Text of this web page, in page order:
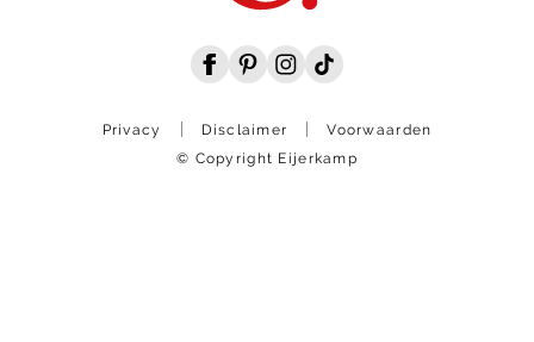
Privacy Disclaimer
Voorwaarden
© Copyright Eijerkamp